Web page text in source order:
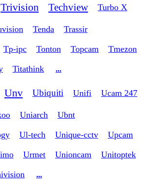
Trivision Techview Turbo X
Tenda Trassir
Tp-ipc Tonton Topcam Tmezon
Titathink
...
Unv Ubiquiti Unifi Ucam 247
Uniarch Ubnt
Ul-tech Unique-cctv Upcam
Urmet Unioncam Unitoptek
...